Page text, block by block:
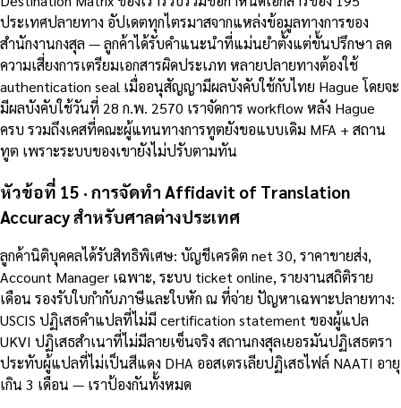
ประเทศปลายทาง อัปเดตทุกไตรมาสจากแหล่งข้อมูลทางการของ
สำนักงานกงสุล — ลูกค้าได้รับคำแนะนำที่แม่นยำตั้งแต่ขั้นปรึกษา ลด
ความเสี่ยงการเตรียมเอกสารผิดประเภท หลายปลายทางต้องใช้
authentication seal เมื่ออนุสัญญามีผลบังคับใช้กับไทย Hague โดยจะ
มีผลบังคับใช้วันที่ 28 ก.พ. 2570 เราจัดการ workflow หลัง Hague
ครบ รวมถึงเคสที่คณะผู้แทนทางการทูตยังขอแบบเดิม MFA + สถาน
ทูต เพราะระบบของเขายังไม่ปรับตามทัน
หัวข้อที่ 15 · การจัดทำ Affidavit of Translation
Accuracy สำหรับศาลต่างประเทศ
ลูกค้านิติบุคคลได้รับสิทธิพิเศษ: บัญชีเครดิต net 30, ราคาขายส่ง,
Account Manager เฉพาะ, ระบบ ticket online, รายงานสถิติราย
เดือน รองรับใบกำกับภาษีและใบหัก ณ ที่จ่าย ปัญหาเฉพาะปลายทาง:
USCIS ปฏิเสธคำแปลที่ไม่มี certification statement ของผู้แปล
UKVI ปฏิเสธสำเนาที่ไม่มีลายเซ็นจริง สถานกงสุลเยอรมันปฏิเสธตรา
ประทับผู้แปลที่ไม่เป็นสีแดง DHA ออสเตรเลียปฏิเสธไฟล์ NAATI อายุ
เกิน 3 เดือน — เราป้องกันทั้งหมด